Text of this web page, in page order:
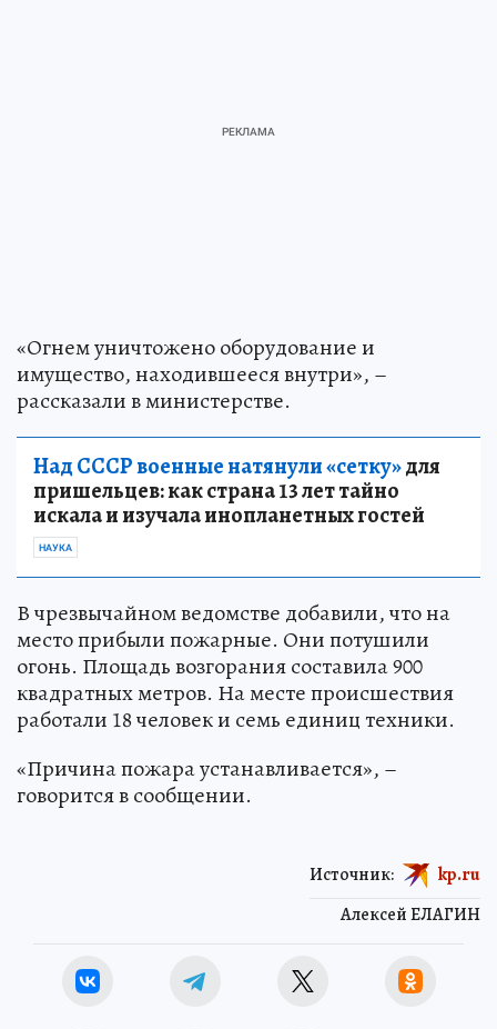
«Огнем уничтожено оборудование и
имущество, находившееся внутри», –
рассказали в министерстве.
Над СССР военные натянули «сетку»для
пришельцев: как страна 13 лет тайно
искала и изучала инопланетных гостей
НАУКА
В чрезвычайном ведомстве добавили, что на
место прибыли пожарные. Они потушили
огонь. Площадь возгорания составила 900
квадратных метров. На месте происшествия
работали 18 человек и семь единиц техники.
«Причина пожара устанавливается», –
говорится в сообщении.
Алексей ЕЛАГИН
Источник: kp.ru